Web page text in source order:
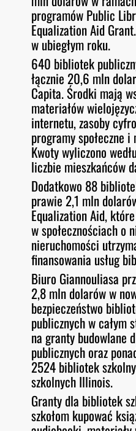
programów Public
Equalization Aid
w ubiegłym roku.
640 bibliotek
łącznie 20,6 mln
Capita. Środki mają
materiałów
internetu, zasoby
programy społeczne
Kwoty wyliczono
liczbie mieszkańców
Dodatkowo 88
prawie 2,1 mln
Equalization Aid,
w społecznościach o
nieruchomości
finansowania usług
Biuro Giannouliasa
2,8 mln dolarów w
bezpieczeństwo
publicznych w
na granty budowlane
publicznych oraz
2524 bibliotek
szkolnych Illinois.
Granty dla bibliotek
szkołom kupować